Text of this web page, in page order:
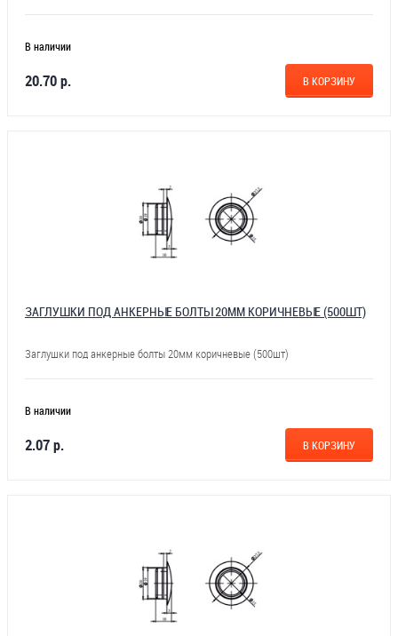
В наличии
20.70 р. В КОРЗИНУ
ЗАГЛУШКИ ПОД АНКЕРНЫЕ БОЛТЫ 20ММ КОРИЧНЕВЫЕ (500ШТ)
Заглушки под анкерные болты 20мм коричневые (500шт)
В наличии
2.07 р. В КОРЗИНУ